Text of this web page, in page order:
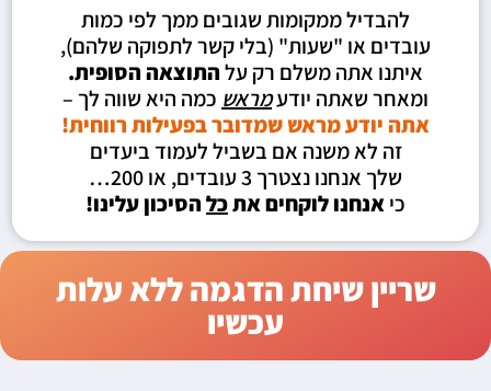
להבדיל ממקומות שגובים ממך לפי כמות
עובדים או "שעות" (בלי קשר לתפוקה שלהם),
איתנו אתה משלם רק עלהתוצאה הסופית.
ומאחר שאתה יודעמראש כמה היא שווה לך –
אתה יודע מראש שמדובר בפעילות רווחית!
זה לא משנה אם בשביל לעמוד ביעדים
שלך אנחנו נצטרך 3 עובדים, או 200…
כיאנחנו לוקחים אתכלהסיכון עלינו!
שריין שיחת הדגמה ללא עלות
עכשיו